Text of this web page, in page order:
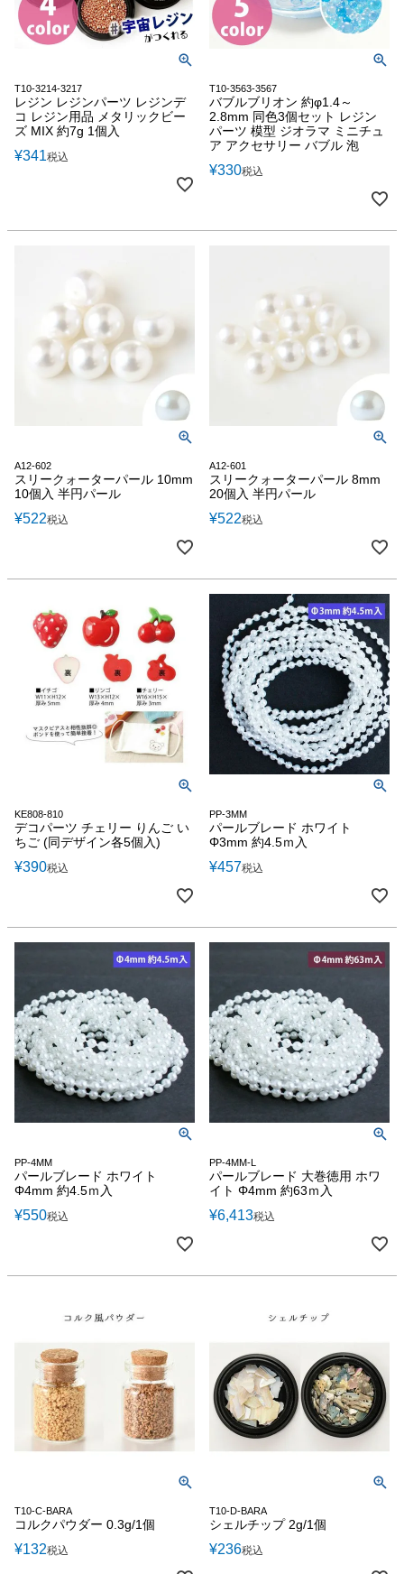
T10-3214-3217
レジン レジンパーツ レジンデ
コ レジン用品 メタリックビー
ズ MIX 約7g 1個入
¥341税込
T10-3563-3567
バブルブリオン 約φ1.4～
2.8mm 同色3個セット レジン
パーツ 模型 ジオラマ ミニチュ
ア アクセサリー バブル 泡
¥330税込
A12-602
スリークォーターパール 10mm
10個入 半円パール
¥522税込
A12-601
スリークォーターパール 8mm
20個入 半円パール
¥522税込
KE808-810
デコパーツ チェリー りんご い
ちご (同デザイン各5個入)
¥390税込
PP-3MM
パールブレード ホワイト
Φ3mm 約4.5ｍ入
¥457税込
PP-4MM
パールブレード ホワイト
Φ4mm 約4.5ｍ入
¥550税込
PP-4MM-L
パールブレード 大巻徳用 ホワ
イト Φ4mm 約63ｍ入
¥6,413税込
T10-C-BARA
コルクパウダー 0.3g/1個
¥132税込
T10-D-BARA
シェルチップ 2g/1個
¥236税込